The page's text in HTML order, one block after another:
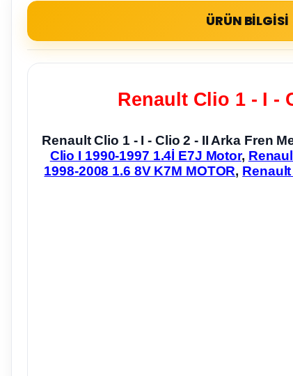
ÜRÜN BİLGİSİ
Renault Clio 1 - I -
Renault Clio 1 - I - Clio 2 - II Arka Fren
Clio I 1990-1997 1.4İ E7J Motor,
1998-2008 1.6 8V K7M MOTOR,